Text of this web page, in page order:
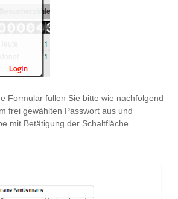
Formular füllen Sie bitte wie nachfolgend
frei gewählten Passwort aus und
mit Betätigung der Schaltfläche